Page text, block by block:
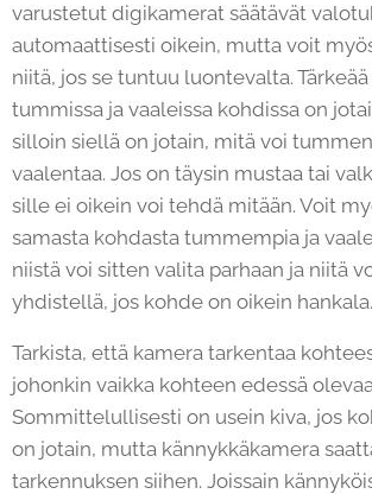
varustetut digikamerat säätävät
automaattisesti oikein, mutta voit
niitä, jos se tuntuu luontevalta.
tummissa ja vaaleissa kohdissa on
silloin siellä on jotain, mitä voi
vaalentaa. Jos on täysin mustaa tai
sille ei oikein voi tehdä mitään. Voit
samasta kohdasta tummempia ja
niistä voi sitten valita parhaan ja niitä
yhdistellä, jos kohde on oikein hankala.
Tarkista, että kamera tarkentaa
johonkin vaikka kohteen edessä
Sommittelullisesti on usein kiva, jos
on jotain, mutta kännykkäkamera
tarkennuksen siihen. Joissain